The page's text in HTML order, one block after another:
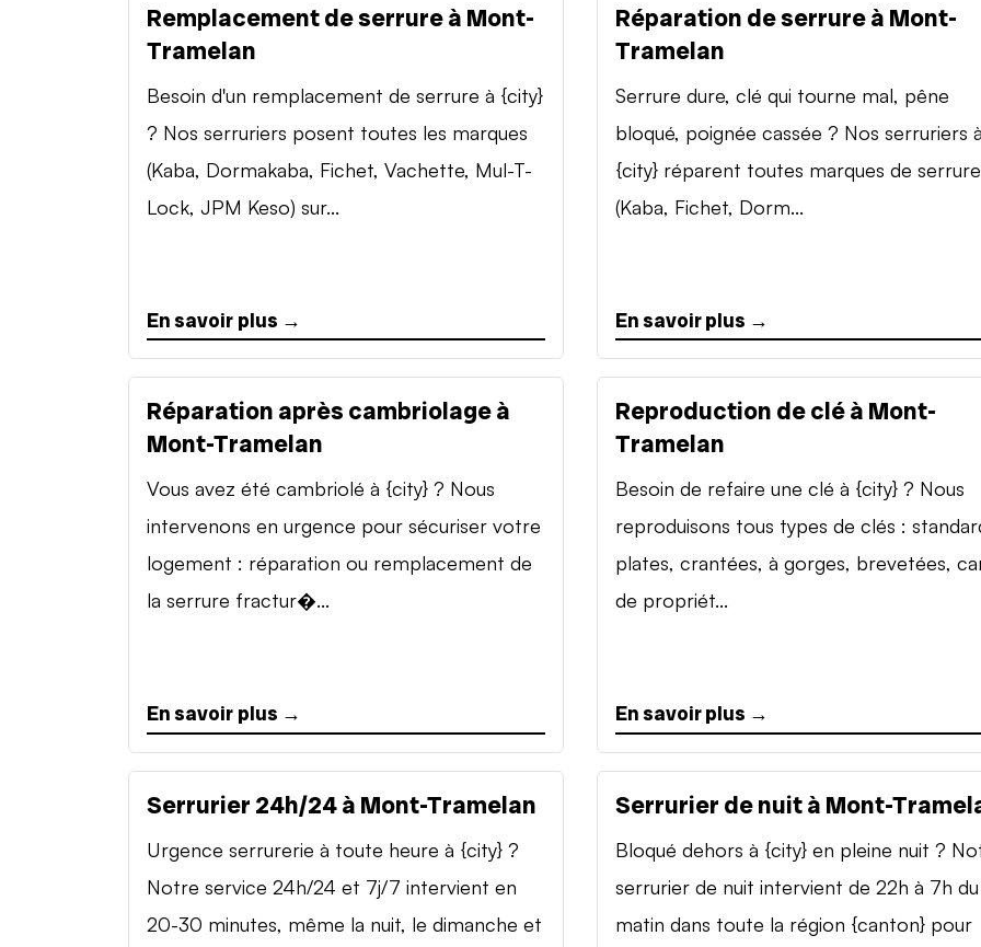
Remplacement de serrure à Mont-
Tramelan
Besoin d'un remplacement de serrure à {city}
? Nos serruriers posent toutes les marques
(Kaba, Dormakaba, Fichet, Vachette, Mul-T-
Lock, JPM Keso) sur...
En savoir plus →
Réparation de serrure à Mont-
Tramelan
Serrure dure, clé qui tourne mal, pêne
bloqué, poignée cassée ? Nos serruriers
{city} réparent toutes marques de
(Kaba, Fichet, Dorm...
En savoir plus →
Réparation après cambriolage à
Mont-Tramelan
Vous avez été cambriolé à {city} ? Nous
intervenons en urgence pour sécuriser votre
logement : réparation ou remplacement de
la serrure fractur�...
En savoir plus →
Reproduction de clé à Mont-
Tramelan
Besoin de refaire une clé à {city} ? Nous
reproduisons tous types de clés :
plates, crantées, à gorges, brevetées,
de propriét...
En savoir plus →
Serrurier 24h/24 à Mont-Tramelan
Urgence serrurerie à toute heure à {city} ?
Notre service 24h/24 et 7j/7 intervient en
20-30 minutes, même la nuit, le dimanche et
Serrurier de nuit à Mont-
Bloqué dehors à {city} en pleine nuit ?
serrurier de nuit intervient de 22h à 7h du
matin dans toute la région {canton} pour